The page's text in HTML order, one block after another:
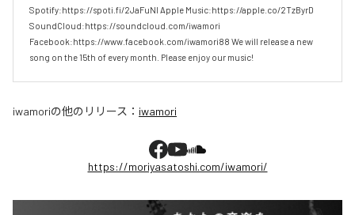
Spotify:https://spoti.fi/2JaFuNl Apple Music:https://apple.co/2TzByrD
SoundCloud:https://soundcloud.com/iwamori
Facebook:https://www.facebook.com/iwamori88 We will release a new
song on the 15th of every month. Please enjoy our music!
iwamoriの他のリリース： iwamori
https://moriyasatoshi.com/iwamori/